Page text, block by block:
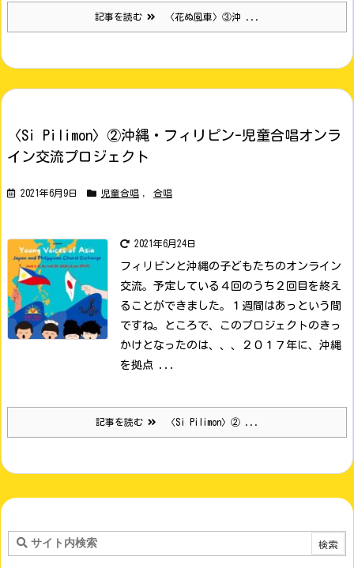
記事を読む 〈花ぬ風車〉③沖 ...
〈Si Pilimon〉②沖縄・フィリピン-児童合唱オンラ
イン交流プロジェクト
2021年6月9日 児童合唱 合唱
2021年6月24日
フィリピンと沖縄の子どもたちのオンライン
交流。予定している４回のうち２回目を終え
ることができました。１週間はあっという間
ですね。
ところで、このプロジェクトのきっ
かけとなったのは、、、
２０１７年に、沖縄
を拠点 ...
記事を読む 〈Si Pilimon〉② ...